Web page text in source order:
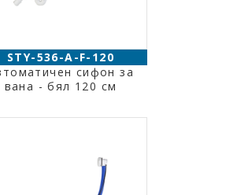
STY-536-A-F-120
сифон за
вана - бял 120 см